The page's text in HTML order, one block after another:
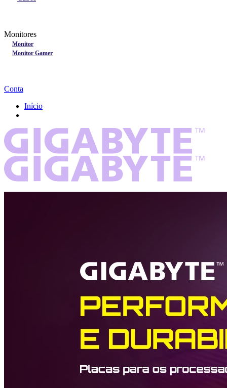
Monitores
Monitor
Monitor Gamer
Conta
Início